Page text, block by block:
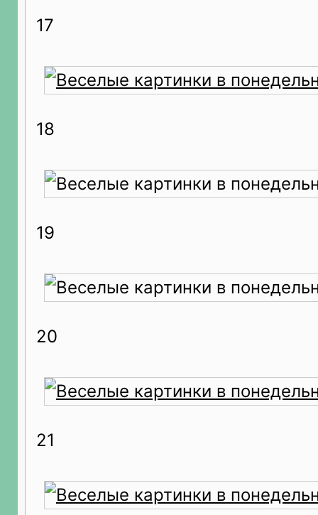
17
18
19
20
21